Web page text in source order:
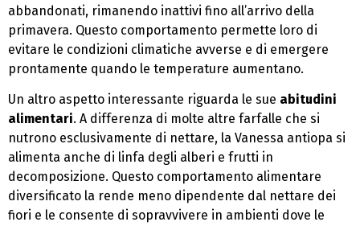
abbandonati, rimanendo inattivi fino all’arrivo della
primavera. Questo comportamento permette loro di
evitare le condizioni climatiche avverse e di emergere
prontamente quando le temperature aumentano.
Un altro aspetto interessante riguarda le sue abitudini
alimentari. A differenza di molte altre farfalle che si
nutrono esclusivamente di nettare, la Vanessa antiopa si
alimenta anche di linfa degli alberi e frutti in
decomposizione. Questo comportamento alimentare
diversificato la rende meno dipendente dal nettare dei
fiori e le consente di sopravvivere in ambienti dove le